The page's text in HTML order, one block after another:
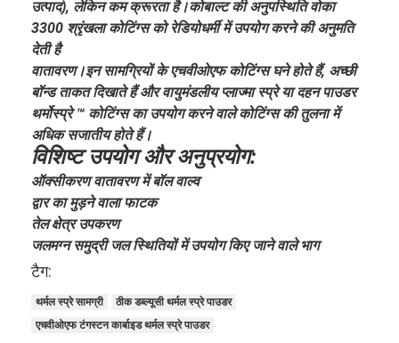
उत्पाद), लेकिन कम क्रूरता है।कोबाल्ट की अनुपस्थिति वोका
3300 श्रृंखला कोटिंग्स को रेडियोधर्मी में उपयोग करने की अनुमति
देती है
वातावरण।इन सामग्रियों के एचवीओएफ कोटिंग्स घने होते हैं, अच्छी
बॉन्ड ताकत दिखाते हैं और वायुमंडलीय प्लाज्मा स्प्रे या दहन पाउडर
थर्मोस्प्रे ™ कोटिंग्स का उपयोग करने वाले कोटिंग्स की तुलना में
अधिक सजातीय होते हैं।
विशिष्ट उपयोग और अनुप्रयोग:
ऑक्सीकरण वातावरण में बॉल वाल्व
द्वार का मुड़ने वाला फाटक
तेल क्षेत्र उपकरण
जलमग्न समुद्री जल स्थितियों में उपयोग किए जाने वाले भाग
टैग:
थर्मल स्प्रे सामग्री
ठीक डब्ल्यूसी थर्मल स्प्रे पाउडर
एचवीओएफ टंगस्टन कार्बाइड थर्मल स्प्रे पाउडर